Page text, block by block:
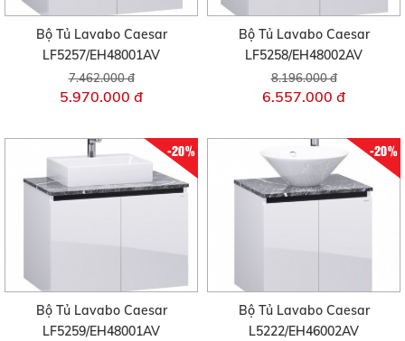
Bộ Tủ Lavabo Caesar
LF5257/EH48001AV
7.462.000 đ
5.970.000 đ
Bộ Tủ Lavabo Caesar
LF5258/EH48002AV
8.196.000 đ
6.557.000 đ
-20%
Bộ Tủ Lavabo Caesar
LF5259/EH48001AV
-20%
Bộ Tủ Lavabo Caesar
L5222/EH46002AV